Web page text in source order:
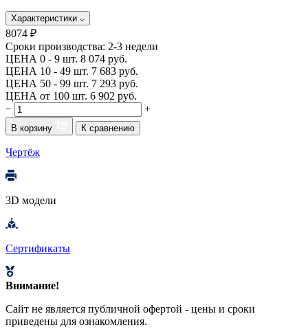
Характеристики
8074 ₽
Сроки производства: 2-3 недели
ЦЕНА 0 - 9 шт. 8 074 руб.
ЦЕНА 10 - 49 шт. 7 683 руб.
ЦЕНА 50 - 99 шт. 7 293 руб.
ЦЕНА от 100 шт. 6 902 руб.
−
+
В корзину К сравнению
Чертёж
3D модели
Сертификаты
Внимание!
Сайт не является публичной офертой - цены и сроки
приведены для ознакомления.